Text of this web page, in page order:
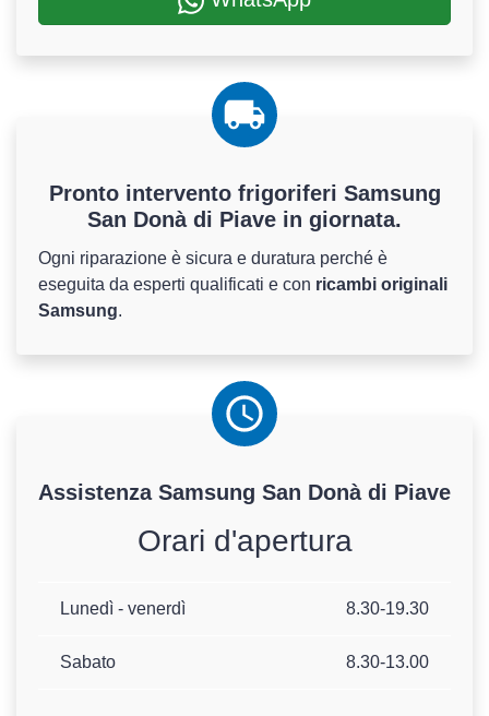
Pronto intervento frigoriferi Samsung
San Donà di Piave in giornata.
Ogni riparazione è sicura e duratura perché è
eseguita da esperti qualificati e con ricambi originali
Samsung.
Assistenza Samsung San Donà di Piave
Orari d'apertura
Lunedì - venerdì 8.30-19.30
Sabato 8.30-13.00